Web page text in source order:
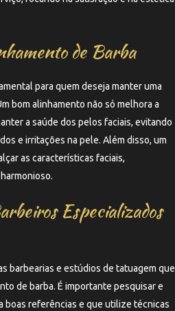
de Barba
para quem deseja manter uma
bom alinhamento não só melhora a
a saúde dos pelos faciais, evitando
e irritações na pele. Além disso, um
as características faciais,
Especializados
barbearias e estúdios de tatuagem que
de barba. É importante pesquisar e
boas referências e que utilize técnicas